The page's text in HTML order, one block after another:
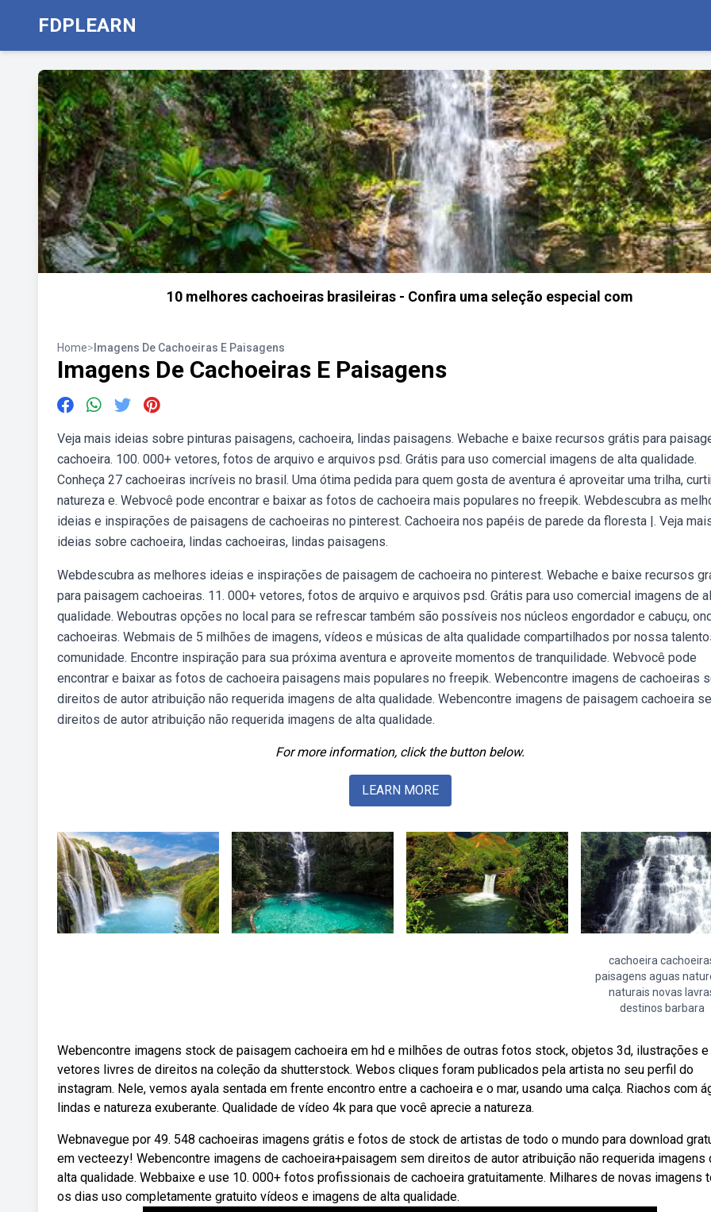
FDPLEARN
10 melhores cachoeiras brasileiras - Confira uma seleção especial com
Home> Imagens De Cachoeiras E Paisagens
Imagens De Cachoeiras E Paisagens
Veja mais ideias sobre pinturas paisagens, cachoeira, lindas paisagens. Webache e baixe recursos grátis para
cachoeira. 100. 000+ vetores, fotos de arquivo e arquivos psd. Grátis para uso comercial imagens de alta qualidade.
Conheça 27 cachoeiras incríveis no brasil. Uma ótima pedida para quem gosta de aventura é aproveitar uma trilha,
natureza e. Webvocê pode encontrar e baixar as fotos de cachoeira mais populares no freepik. Webdescubra as
ideias e inspirações de paisagens de cachoeiras no pinterest. Cachoeira nos papéis de parede da floresta |. Veja
ideias sobre cachoeira, lindas cachoeiras, lindas paisagens.
Webdescubra as melhores ideias e inspirações de paisagem de cachoeira no pinterest. Webache e baixe recursos
para paisagem cachoeiras. 11. 000+ vetores, fotos de arquivo e arquivos psd. Grátis para uso comercial imagens de
qualidade. Weboutras opções no local para se refrescar também são possíveis nos núcleos engordador e cabuçu,
cachoeiras. Webmais de 5 milhões de imagens, vídeos e músicas de alta qualidade compartilhados por nossa
comunidade. Encontre inspiração para sua próxima aventura e aproveite momentos de tranquilidade. Webvocê pode
encontrar e baixar as fotos de cachoeira paisagens mais populares no freepik. Webencontre imagens de cachoeiras
direitos de autor atribuição não requerida imagens de alta qualidade. Webencontre imagens de paisagem cachoeira
direitos de autor atribuição não requerida imagens de alta qualidade.
For more information, click the button below.
LEARN MORE
cachoeira
paisagens aguas
naturais novas
destinos barbara
Webencontre imagens stock de paisagem cachoeira em hd e milhões de outras fotos stock, objetos 3d, ilustrações e
vetores livres de direitos na coleção da shutterstock. Webos cliques foram publicados pela artista no seu perfil do
instagram. Nele, vemos ayala sentada em frente encontro entre a cachoeira e o mar, usando uma calça. Riachos com
lindas e natureza exuberante. Qualidade de vídeo 4k para que você aprecie a natureza.
Webnavegue por 49. 548 cachoeiras imagens grátis e fotos de stock de artistas de todo o mundo para download
em vecteezy! Webencontre imagens de cachoeira+paisagem sem direitos de autor atribuição não requerida imagens
alta qualidade. Webbaixe e use 10. 000+ fotos profissionais de cachoeira gratuitamente. Milhares de novas imagens
os dias uso completamente gratuito vídeos e imagens de alta qualidade.